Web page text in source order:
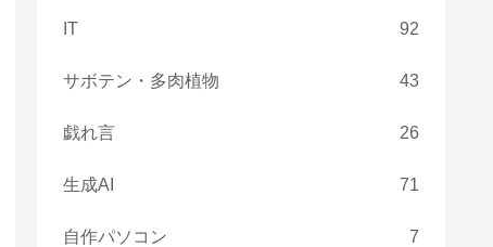
IT 92
サボテン・多肉植物 43
戯れ言 26
生成AI 71
自作パソコン 7